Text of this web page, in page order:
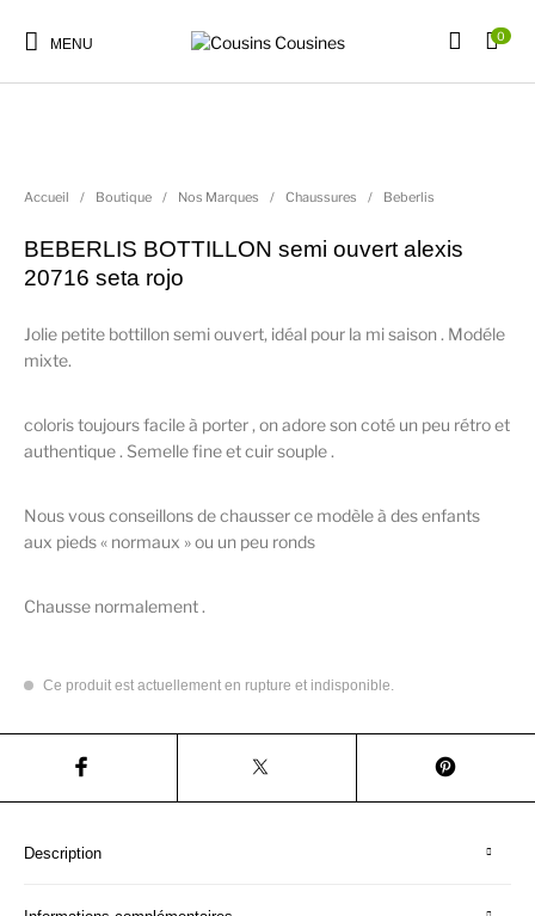
MENU 0
Accueil / Boutique / Nos Marques / Chaussures / Beberlis
BEBERLIS BOTTILLON semi ouvert alexis
20716 seta rojo
Jolie petite bottillon semi ouvert, idéal pour la mi saison . Modéle
mixte.
coloris toujours facile à porter , on adore son coté un peu rétro et
authentique . Semelle fine et cuir souple .
Nous vous conseillons de chausser ce modèle à des enfants
aux pieds « normaux » ou un peu ronds
Chausse normalement .
Ce produit est actuellement en rupture et indisponible.
Description